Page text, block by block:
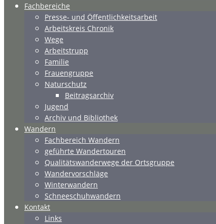
Fachbereiche
Presse- und Öffentlichkeitsarbeit
Arbeitskreis Chronik
Wege
Arbeitstrupp
Familie
Frauengruppe
Naturschutz
Beitragsarchiv
Jugend
Archiv und Bibliothek
Wandern
Fachbereich Wandern
geführte Wandertouren
Qualitätswanderwege der Ortsgruppe
Wandervorschläge
Winterwandern
Schneeschuhwandern
Kontakt
Links